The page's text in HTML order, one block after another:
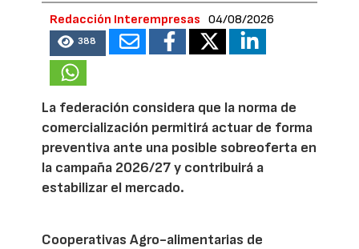
Redacción Interempresas 04/08/2026
388
La federación considera que la norma de
comercialización permitirá actuar de forma
preventiva ante una posible sobreoferta en
la campaña 2026/27 y contribuirá a
estabilizar el mercado.
Cooperativas Agro-alimentarias de